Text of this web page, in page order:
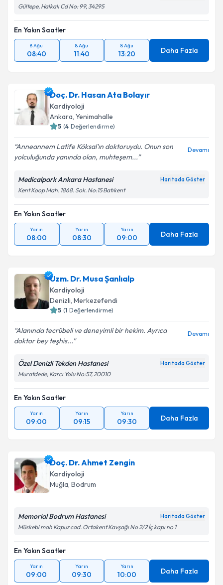
Gültepe, Halkalı Cd No: 99, 34295
En Yakın Saatler
8 Ağu
08:40
8 Ağu
11:40
8 Ağu
13:20 Daha Fazla
Doç. Dr. Hasan Ata Bolayır
Kardiyoloji
Ankara, Yenimahalle
5 (4 Değerlendirme)
Anneannem Latife Köksal'ın doktoruydu. Onun son
yolculuğunda yanında olan, muhteşem...
Devamı
Medicalpark Ankara Hastanesi Haritada Göster
Kent Koop Mah. 1868. Sok. No:15 Batıkent
En Yakın Saatler
Yarın
08:00
Yarın
08:30
Yarın
09:00 Daha Fazla
Uzm. Dr. Musa Şanlıalp
Kardiyoloji
Denizli, Merkezefendi
5 (1 Değerlendirme)
Alanında tecrübeli ve deneyimli bir hekim. Ayrıca
doktor bey teşhis...
Devamı
Özel Denizli Tekden Hastanesi Haritada Göster
Muratdede, Karcı Yolu No:57, 20010
En Yakın Saatler
Yarın
09:00
Yarın
09:15
Yarın
09:30 Daha Fazla
Doç. Dr. Ahmet Zengin
Kardiyoloji
Muğla, Bodrum
Memorial Bodrum Hastanesi Haritada Göster
Müskebi mah Kapuz cad. Ortakent Kavşağı No 2/2 İç kapı no 1
En Yakın Saatler
Yarın
09:00
Yarın
09:30
Yarın
10:00 Daha Fazla